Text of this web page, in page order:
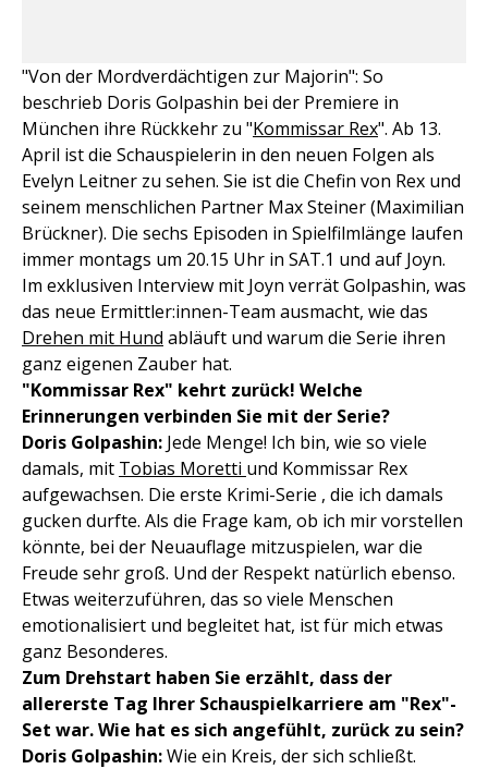
"Von der Mordverdächtigen zur Majorin": So
beschrieb Doris Golpashin bei der Premiere in
München ihre Rückkehr zu "Kommissar Rex". Ab 13.
April ist die Schauspielerin in den neuen Folgen als
Evelyn Leitner zu sehen. Sie ist die Chefin von Rex und
seinem menschlichen Partner Max Steiner (Maximilian
Brückner). Die sechs Episoden in Spielfilmlänge laufen
immer montags um 20.15 Uhr in SAT.1 und auf Joyn.
Im exklusiven Interview mit Joyn verrät Golpashin, was
das neue Ermittler:innen-Team ausmacht, wie das
Drehen mit Hund abläuft und warum die Serie ihren
ganz eigenen Zauber hat.
"Kommissar Rex" kehrt zurück! Welche
Erinnerungen verbinden Sie mit der Serie?
Doris Golpashin: Jede Menge! Ich bin, wie so viele
damals, mit Tobias Moretti und Kommissar Rex
aufgewachsen. Die erste Krimi-Serie , die ich damals
gucken durfte. Als die Frage kam, ob ich mir vorstellen
könnte, bei der Neuauflage mitzuspielen, war die
Freude sehr groß. Und der Respekt natürlich ebenso.
Etwas weiterzuführen, das so viele Menschen
emotionalisiert und begleitet hat, ist für mich etwas
ganz Besonderes.
Zum Drehstart haben Sie erzählt, dass der
allererste Tag Ihrer Schauspielkarriere am "Rex"-
Set war. Wie hat es sich angefühlt, zurück zu sein?
Doris Golpashin:Wie ein Kreis, der sich schließt.